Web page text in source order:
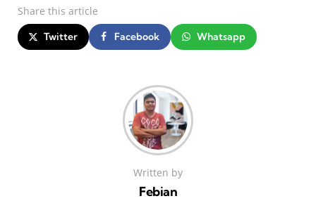
Share this article
Twitter Facebook Whatsapp
Written by
Febian